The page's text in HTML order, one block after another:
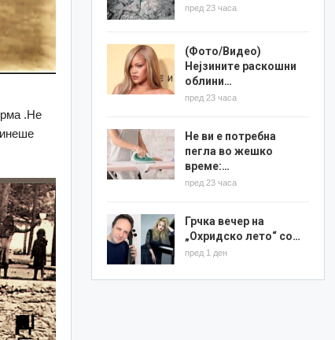
.Не
пред 23 часа
(Фото/Видео)
Нејзините раскошни
облини…
пред 23 часа
Не ви е потребна
пегла во жешко
време:…
пред 23 часа
Грчка вечер на
„Охридско лето“ со…
пред 1 ден